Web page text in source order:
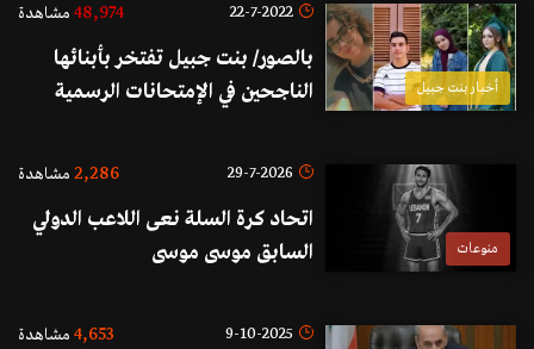
أخبار بنت جبيل
22-7-2022
48,974 مشاهدة
بالصور/ بنت جبيل تفتخر بأبنائها
الناجحين في الإمتحانات الرسمية
منوعات
29-7-2026
2,286 مشاهدة
اتحاد كرة السلة نعى اللاعب الدولي
السابق موسى موسى
9-10-2025
4,653 مشاهدة